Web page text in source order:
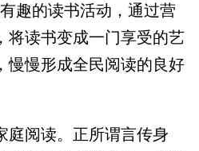
的读书活动，通过营
将读书变成一门享受的艺
慢慢形成全民阅读的良好
阅读。正所谓言传身